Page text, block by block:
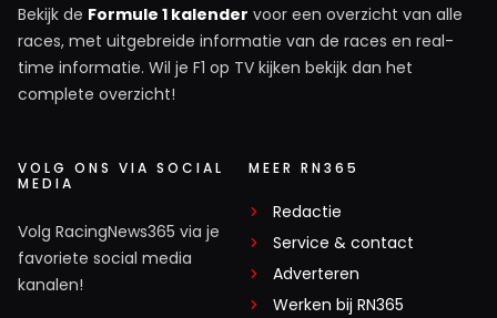
Bekijk de Formule 1 kalender voor een overzicht van alle
races, met uitgebreide informatie van de races en real-
time informatie. Wil je F1 op TV kijken bekijk dan het
complete overzicht!
VOLG ONS VIA SOCIAL
MEDIA
Volg RacingNews365 via je
favoriete social media
kanalen!
MEER RN365
Redactie
Service & contact
Adverteren
Werken bij RN365